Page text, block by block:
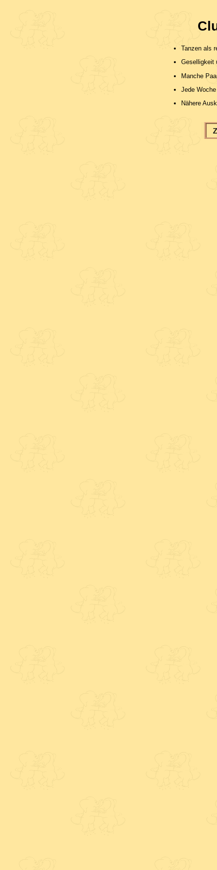
Tanzen als
Geselligkeit
Manche
Jede
Nähere